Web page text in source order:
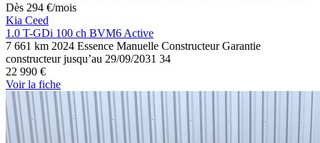
Dès 294 €/mois
Kia Ceed
1.0 T-GDi 100 ch BVM6 Active
7 661 km 2024 Essence Manuelle Constructeur Garantie
constructeur jusqu’au 29/09/2031 34
22 990 €
Voirla fiche